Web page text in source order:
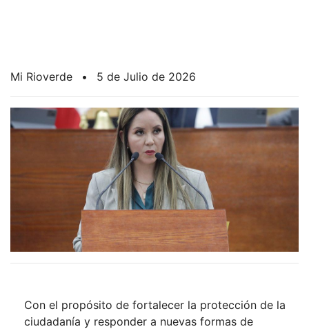
Mi Rioverde • 5 de Julio de 2026
Con el propósito de fortalecer la protección de la
ciudadanía y responder a nuevas formas de